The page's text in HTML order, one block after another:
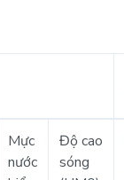
Mực
nước
Độ cao
sóng